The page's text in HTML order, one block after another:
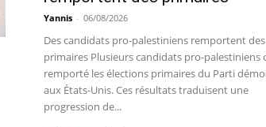
Yannis - 06/08/2026
Des candidats pro-palestiniens remportent des
primaires Plusieurs candidats pro-palestiniens
remporté les élections primaires du Parti
aux États-Unis. Ces résultats traduisent une
progression de...